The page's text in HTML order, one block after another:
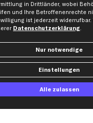
Newsletter
Rabatte & Specials.
in Drittländer, wobei
und Ihre Betroffenenrechte
ist jederzeit
Datenschutzerklärung.
Nur notwendige
Einstellungen
Alle zulassen